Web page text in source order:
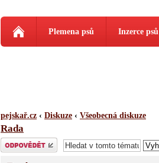
Plemena psů Inzerce psů
pejskař.cz ‹ Diskuze ‹ Všeobecná diskuze
Rada
Odeslat odpověď